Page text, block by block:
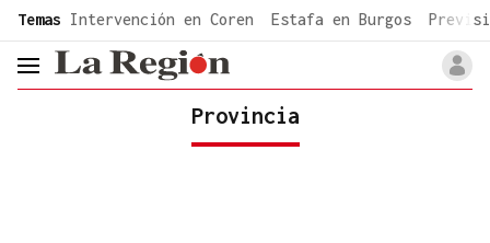
common.go-to-content
Temas Intervención en Coren Estafa en Burgos
header.menu.open
Provincia